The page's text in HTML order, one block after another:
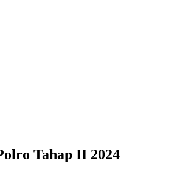
Tahap II 2024